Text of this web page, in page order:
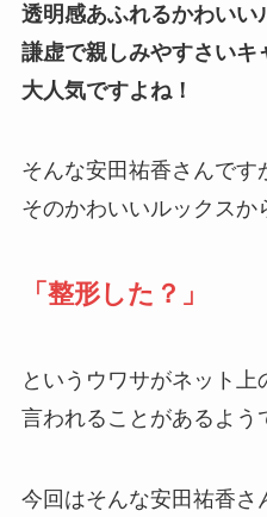
透明感あふれるかわいい
謙虚で親しみやすさいキ
大人気ですよね！
そんな安田祐香さんです
そのかわいいルックスか
「整形した？」
というウワサがネット上
言われることがあるよう
今回はそんな安田祐香さ